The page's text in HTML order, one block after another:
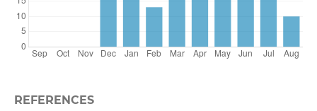
REFERENCES